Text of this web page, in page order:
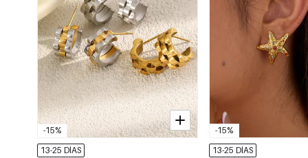
-15%
13-25 DÍAS
-15%
13-25 DÍAS